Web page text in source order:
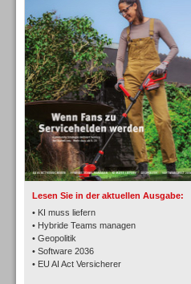
Lesen Sie in der aktuellen Ausgabe:
• KI muss liefern
• Hybride Teams managen
• Geopolitik
• Software 2036
• EU AI Act Versicherer
TK- und ACD-Systeme
Workforce-Management